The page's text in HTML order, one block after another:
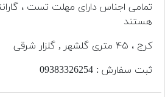
تمامی اجناس دارای مهلت تست ،
هستند
کرج ، ۴۵ متری گلشهر , گلزار شرقی
ثبت سفارش : 093‌833‌262‌54